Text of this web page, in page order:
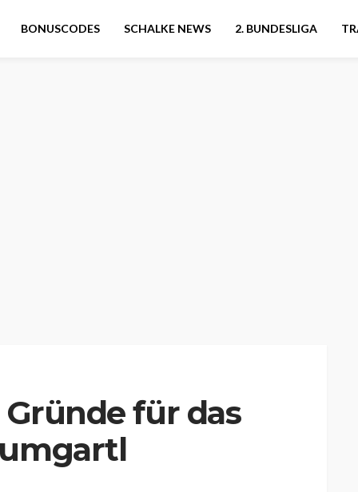
BONUSCODES SCHALKE NEWS 2. BUNDESLIGA
für das